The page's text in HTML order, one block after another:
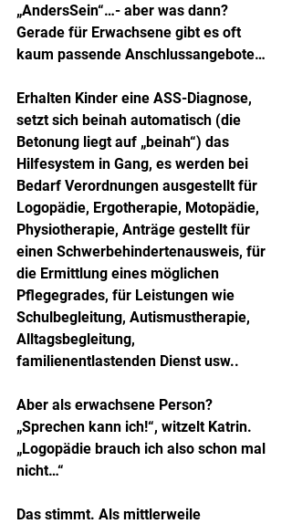
„AndersSein“…- aber was dann?
Gerade für Erwachsene gibt es oft
kaum passende Anschlussangebote…
Erhalten Kinder eine ASS-Diagnose,
setzt sich beinah automatisch (die
Betonung liegt auf „beinah“) das
Hilfesystem in Gang, es werden bei
Bedarf Verordnungen ausgestellt für
Logopädie, Ergotherapie, Motopädie,
Physiotherapie, Anträge gestellt für
einen Schwerbehindertenausweis, für
die Ermittlung eines möglichen
Pflegegrades, für Leistungen wie
Schulbegleitung, Autismustherapie,
Alltagsbegleitung,
familienentlastenden Dienst usw..
Aber als erwachsene Person?
„Sprechen kann ich!“, witzelt Katrin.
„Logopädie brauch ich also schon mal
nicht…“
Das stimmt. Als mittlerweile